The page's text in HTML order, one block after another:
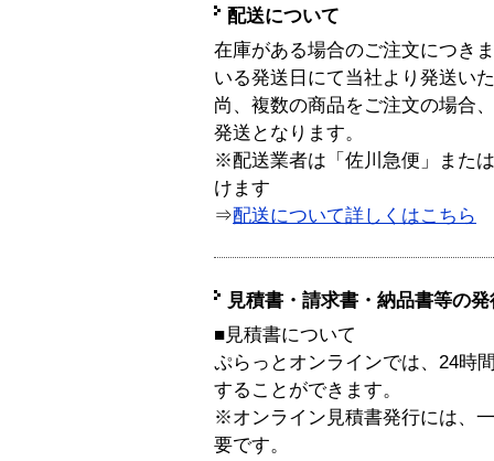
配送について
在庫がある場合のご注文につき
いる発送日にて当社より発送い
尚、複数の商品をご注文の場合
発送となります。
※配送業者は「佐川急便」また
けます
⇒配送について詳しくはこちら
見積書・請求書・納品書等の
■見積書について
ぷらっとオンラインでは、24時
することができます。
※オンライン見積書発行には、
要です。